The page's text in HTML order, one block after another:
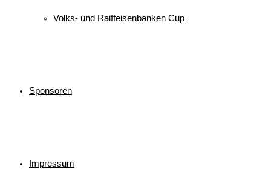
Volks- und Raiffeisenbanken Cup
Sponsoren
Impressum